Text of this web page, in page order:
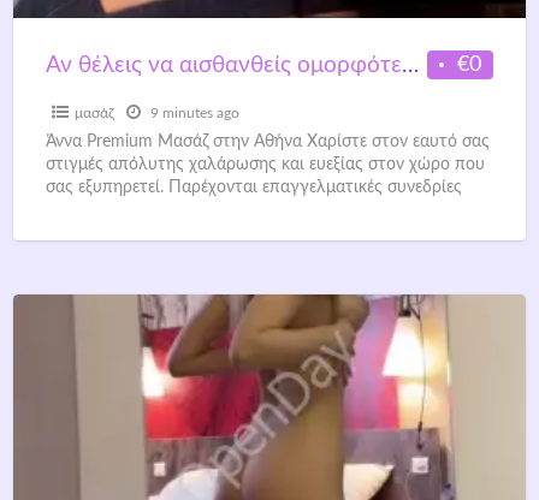
€0
Αν θέλεις να αισθανθείς ομορφότερα………….
μασάζ 9 minutes ago
Άννα Premium Μασάζ στην Αθήνα Χαρίστε στον εαυτό σας
στιγμές απόλυτης χαλάρωσης και ευεξίας στον χώρο που
σας εξυπηρετεί. Παρέχονται επαγγελματικές συνεδρίες